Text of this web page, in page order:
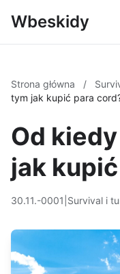
Wbeskidy
Strona główna /
tym jak kupić para
Od
jak
30.11.-0001 Survival i